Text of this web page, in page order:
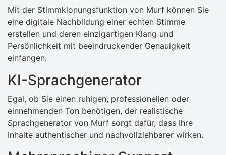
Mit der Stimmklonungsfunktion von Murf können Sie
eine digitale Nachbildung einer echten Stimme
erstellen und deren einzigartigen Klang und
Persönlichkeit mit beeindruckender Genauigkeit
einfangen.
KI-Sprachgenerator
Egal, ob Sie einen ruhigen, professionellen oder
einnehmenden Ton benötigen, der realistische
Sprachgenerator von Murf sorgt dafür, dass Ihre
Inhalte authentischer und nachvollziehbarer wirken.